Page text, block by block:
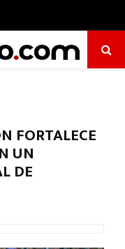
FORTALECE
UN
DE